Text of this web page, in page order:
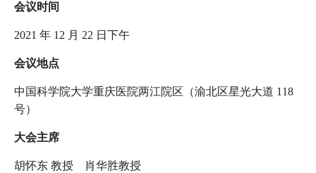
会议时间
2021 年 12 月 22 日下午
会议地点
中国科学院大学重庆医院两江院区（渝北区星光大道 118
号）
大会主席
胡怀东 教授 肖华胜教授